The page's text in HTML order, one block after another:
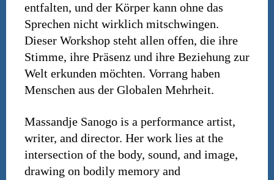
entfalten, und der Körper kann ohne das
Sprechen nicht wirklich mitschwingen.
Dieser Workshop steht allen offen, die ihre
Stimme, ihre Präsenz und ihre Beziehung zur
Welt erkunden möchten. Vorrang haben
Menschen aus der Globalen Mehrheit.
Massandje Sanogo is a performance artist,
writer, and director. Her work lies at the
intersection of the body, sound, and image,
drawing on bodily memory and